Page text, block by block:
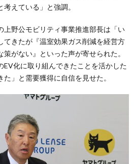
考えている」と強調。
上野公モビリティ事業推進部長は「い
てきたが『温室効果ガス削減を経営方
がない』といった声が寄せられた。
EV化に取り組んできたことを活かした
」と需要獲得に自信を見せた。